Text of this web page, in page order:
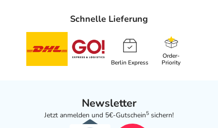
Schnelle Lieferung
Berlin Express
Order-
Priority
Newsletter
Jetzt anmelden und 5€-Gutschein5 sichern!